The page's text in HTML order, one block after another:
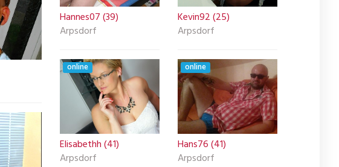
Hannes07 (39)
Arpsdorf
Kevin92 (25)
Arpsdorf
online
Elisabethh (41)
Arpsdorf
online
Hans76 (41)
Arpsdorf